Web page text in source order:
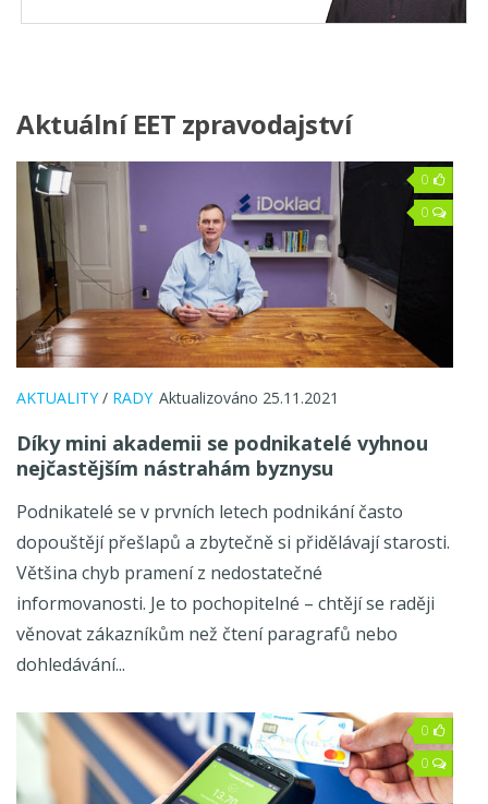
Aktuální EET zpravodajství
0
0
AKTUALITY/ RADY Aktualizováno 25.11.2021
Díky mini akademii se podnikatelé vyhnou
nejčastějším nástrahám byznysu
Podnikatelé se v prvních letech podnikání často
dopouštějí přešlapů a zbytečně si přidělávají starosti.
Většina chyb pramení z nedostatečné
informovanosti. Je to pochopitelné – chtějí se raději
věnovat zákazníkům než čtení paragrafů nebo
dohledávání...
0
0